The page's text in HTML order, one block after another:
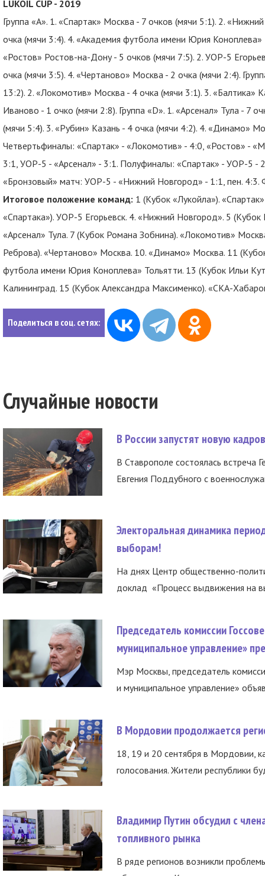
LUKOIL CUP - 2019
Группа «А». 1. «Спартак» Москва - 7 очков (мячи 5:1). 2.
очка (мячи 3:4). 4. «Академия футбола имени Юрия Коноплева»
«Ростов» Ростов-на-Дону - 5 очков (мячи 7:5). 2. УОР-5
очка (мячи 3:5). 4. «Чертаново» Москва - 2 очка (мячи 2:4).
13:2). 2. «Локомотив» Москва - 4 очка (мячи 3:1). 3. «Балтика»
Иваново - 1 очко (мячи 2:8). Группа «D». 1. «Арсенал» Тула - 7
(мячи 5:4). 3. «Рубин» Казань - 4 очка (мячи 4:2). 4. «Динамо»
Четвертьфиналы: «Спартак» - «Локомотив» - 4:0, «Ростов» -
3:1, УОР-5 - «Арсенал» - 3:1. Полуфиналы: «Спартак» - УОР-5 -
«Бронзовый» матч: УОР-5 - «Нижний Новгород» - 1:1, пен. 4:3.
Итоговое положение команд: 1 (Кубок «Лукойла»).
«Спартака»). УОР-5 Егорьевск. 4. «Нижний Новгород». 5 (Кубок
«Арсенал» Тула. 7 (Кубок Романа Зобнина). «Локомотив»
Реброва). «Чертаново» Москва. 10. «Динамо» Москва. 11
футбола имени Юрия Коноплева» Тольятти. 13 (Кубок Ильи
Калининград. 15 (Кубок Александра Максименко). «СКА-
Поделиться в соц. сетях:
Случайные новости
В России запустят новую
В Ставрополе состоялась встреча
Евгения Поддубного с
Электоральная динамика
выборам!
На днях Центр общественно-
доклад «Процесс выдвижения на
Председатель комиссии
муниципальное управление»
Мэр Москвы, председатель
и муниципальное управление»
В Мордовии продолжается
18, 19 и 20 сентября в Мордовии,
голосования. Жители республики
Владимир Путин обсудил с
топливного рынка
В ряде регионов возникли